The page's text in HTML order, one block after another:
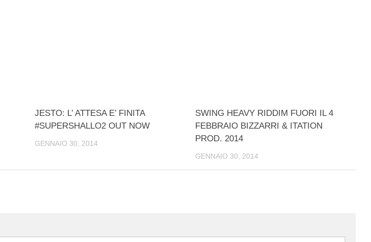
JESTO: L’ ATTESA E’ FINITA
#SUPERSHALLO2 OUT NOW
GENNAIO 30, 2014
SWING HEAVY RIDDIM FUORI IL 4
FEBBRAIO BIZZARRI & ITATION
PROD. 2014
GENNAIO 30, 2014